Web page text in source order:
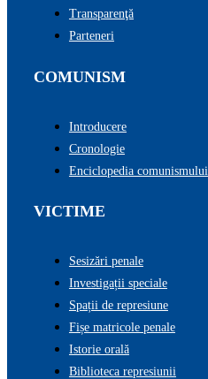
Transparenţă
Parteneri
COMUNISM
Introducere
Cronologie
Enciclopedia comunismului
VICTIME
Sesizări penale
Investigații speciale
Spații de represiune
Fișe matricole penale
Istorie orală
Biblioteca represiunii